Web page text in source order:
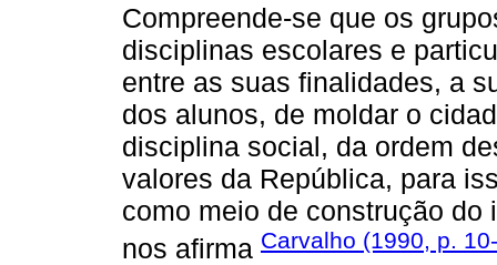
Compreende-se que os
disciplinas escolares e
entre as suas finalidades, a
dos alunos, de moldar o
disciplina social, da ordem
valores da República, para
como meio de construção
nos afirma Carvalho (1990, p.